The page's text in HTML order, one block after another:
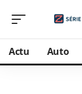
Actu Auto